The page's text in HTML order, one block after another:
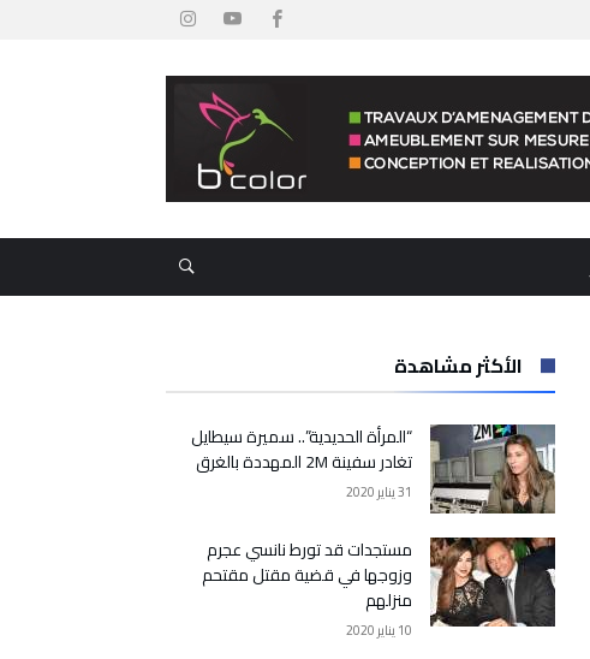
الأكثر مشاهدة
“المرأة الحديدية”.. سميرة سيطايل
تغادر سفينة 2M المهددة بالغرق
31 يناير 2020
مستجدات قد تورط نانسي عجرم
وزوجها في قضية مقتل مقتحم
منزلهم
10 يناير 2020